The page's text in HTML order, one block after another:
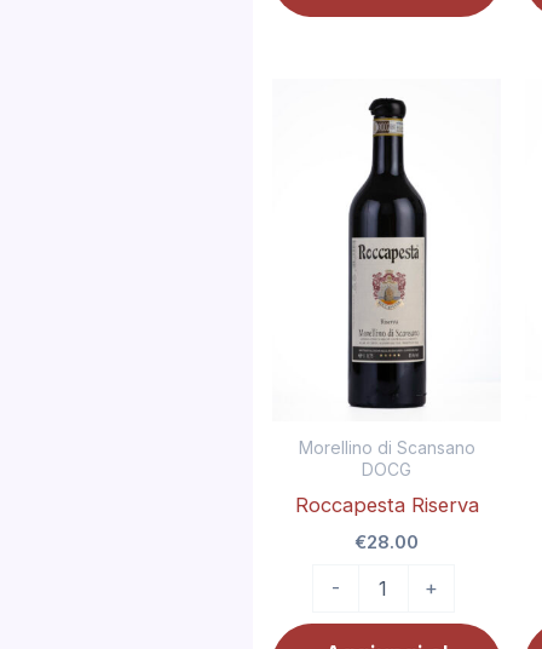
Morellino di Scansano
DOCG
Roccapesta Riserva
€28.00
-
Riserva
quantità
+